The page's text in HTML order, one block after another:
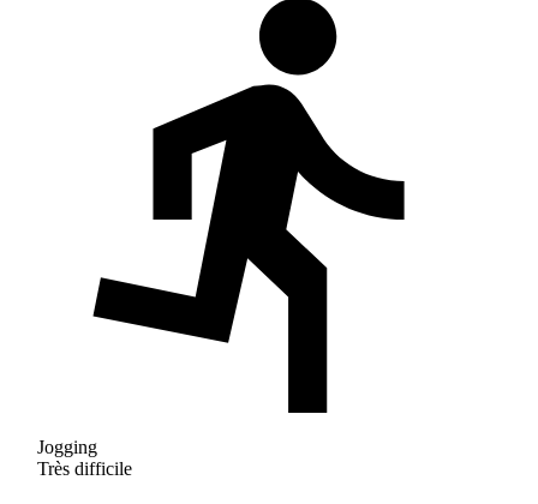
Jogging
Très difficile